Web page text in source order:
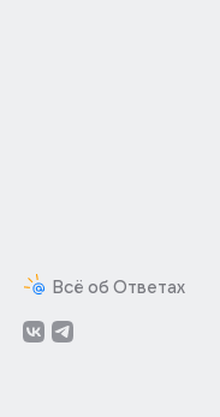
Всё об Ответах